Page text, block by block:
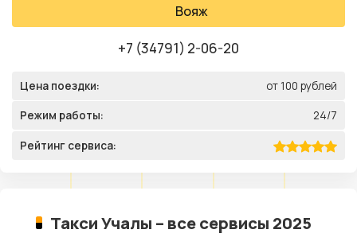
Вояж
+7 (34791) 2-06-20
Цена поездки: от 100 рублей
Режим работы: 24/7
Рейтинг сервиса:
Такси Учалы – все сервисы 2025